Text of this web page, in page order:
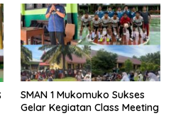
SMAN 1 Mukomuko Sukses
Gelar Kegiatan Class Meeting